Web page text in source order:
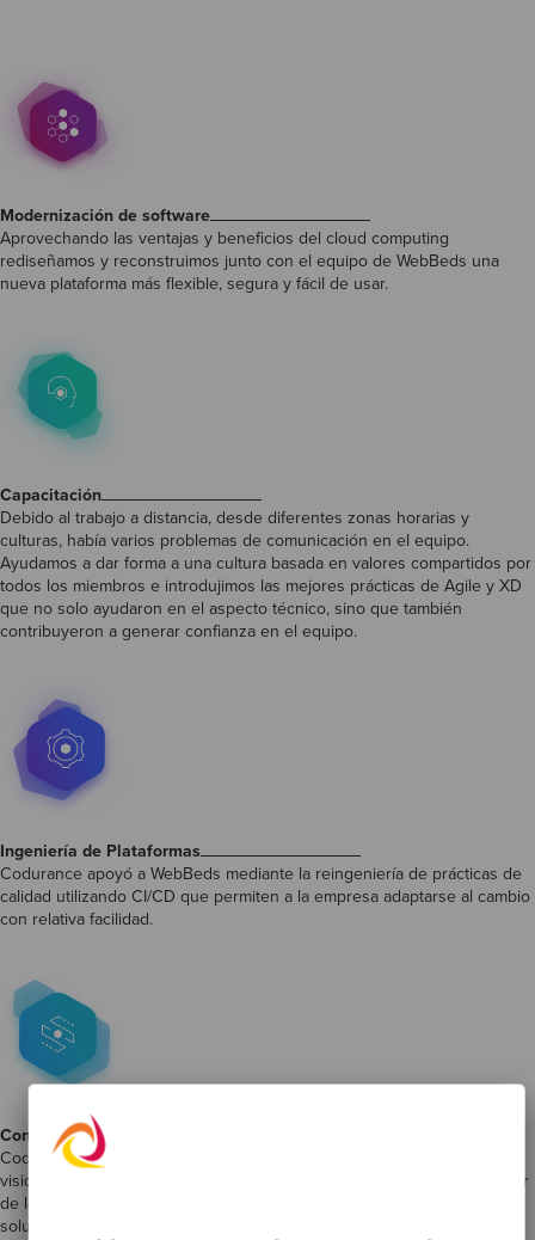
Modernización de software
Aprovechando las ventajas y beneficios del cloud computing
rediseñamos y reconstruimos junto con el equipo de WebBeds una
nueva plataforma más flexible, segura y fácil de usar.
Capacitación
Debido al trabajo a distancia, desde diferentes zonas horarias y
culturas, había varios problemas de comunicación en el equipo.
Ayudamos a dar forma a una cultura basada en valores compartidos por
todos los miembros e introdujimos las mejores prácticas de Agile y XD
que no solo ayudaron en el aspecto técnico, sino que también
contribuyeron a generar confianza en el equipo.
Ingeniería de Plataformas
Codurance apoyó a WebBeds mediante la reingeniería de prácticas de
calidad utilizando CI/CD que permiten a la empresa adaptarse al cambio
con relativa facilidad.
Consultoría estratégica
Codurance llevó a cabo un descubrimiento inicial para obtener una
visión más global de los retos a los que se enfrenta WebBeds y, a partir
de los resultados de esa investigación, ofrecer recomendaciones y
soluciones sobre cómo abordar los problemas y aplicar mejoras.